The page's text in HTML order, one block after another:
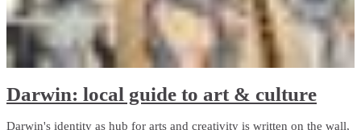
Darwin: local guide to art & culture
Darwin's identity as hub for arts and creativity is written on the wall,